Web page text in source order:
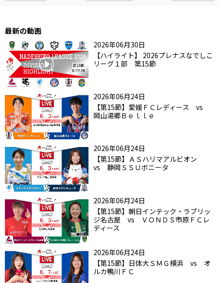
最新の動画
2026年06月30日
【ハイライト】 2026プレナスなでしこ
リーグ１部 第15節
2026年06月24日
【第15節】愛媛ＦＣレディース vs
岡山湯郷Ｂｅｌｌｅ
2026年06月24日
【第15節】ＡＳハリマアルビオン
vs 静岡ＳＳＵボニータ
2026年06月24日
【第15節】朝日インテック・ラブリッ
ジ名古屋 vs ＶＯＮＤＳ市原ＦＣレ
ディース
2026年06月24日
【第15節】日体大ＳＭＧ横浜 vs オ
ルカ鴨川ＦＣ